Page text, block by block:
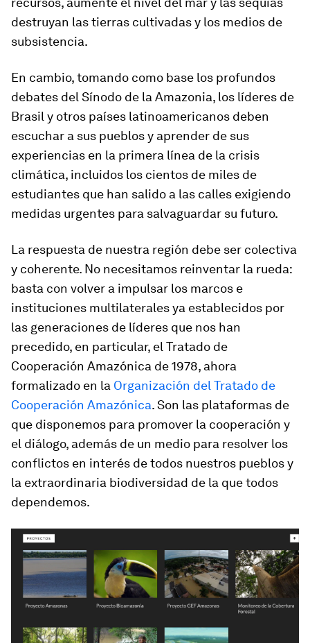
destruyan las tierras cultivadas y los medios de
subsistencia.
En cambio, tomando como base los profundos
debates del Sínodo de la Amazonia, los líderes de
Brasil y otros países latinoamericanos deben
escuchar a sus pueblos y aprender de sus
experiencias en la primera línea de la crisis
climática, incluidos los cientos de miles de
estudiantes que han salido a las calles exigiendo
medidas urgentes para salvaguardar su futuro.
La respuesta de nuestra región debe ser colectiva
y coherente. No necesitamos reinventar la rueda:
basta con volver a impulsar los marcos e
instituciones multilaterales ya establecidos por
las generaciones de líderes que nos han
precedido, en particular, el Tratado de
Cooperación Amazónica de 1978, ahora
formalizado en la Organización del Tratado de
Cooperación Amazónica. Son las plataformas de
que disponemos para promover la cooperación y
el diálogo, además de un medio para resolver los
conflictos en interés de todos nuestros pueblos y
la extraordinaria biodiversidad de la que todos
dependemos.